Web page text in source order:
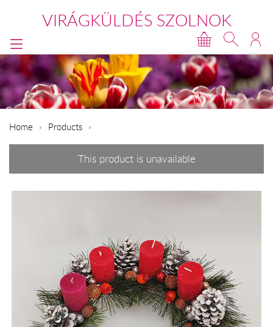
VIRÁGKÜLDÉS SZOLNOK
Home Products
This product is unavailable